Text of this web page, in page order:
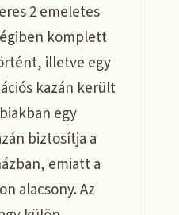
2 emeletes
komplett
illetve egy
kazán került
egy
biztosítja a
emiatt a
alacsony. Az